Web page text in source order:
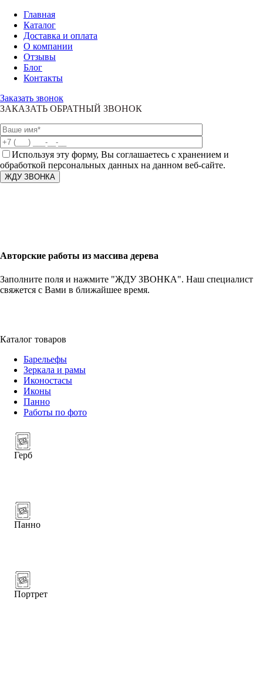
Главная
Каталог
Доставка и оплата
О компании
Отзывы
Блог
Контакты
Заказать звонок
ЗАКАЗАТЬ ОБРАТНЫЙ ЗВОНОК
Используя эту форму, Вы соглашаетесь с хранением и
обработкой персональных данных на данном веб-сайте.
Авторские работы из массива дерева
Заполните поля и нажмите "ЖДУ ЗВОНКА". Наш специалист
свяжется с Вами в ближайшее время.
Каталог товаров
Барельефы
Зеркала и рамы
Иконостасы
Иконы
Панно
Работы по фото
Герб
Панно
Портрет